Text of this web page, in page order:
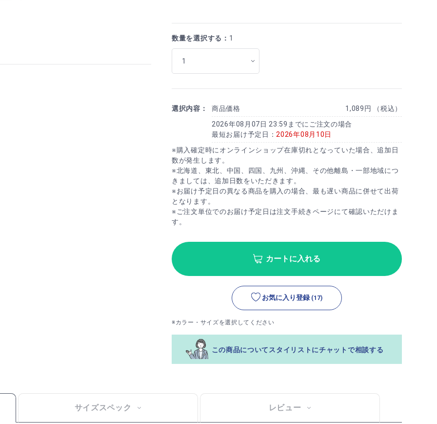
数量を選択する： 1
選択内容： 商品価格
1,089円 （税込）
2026年08月07日 23:59までにご注文の場合
最短お届け予定日： 2026年08月10日
※購入確定時にオンラインショップ在庫切れとなっていた場合、追加日
数が発生します。
※北海道、東北、中国、四国、九州、沖縄、その他離島・一部地域につ
きましては、追加日数をいただきます。
※お届け予定日の異なる商品を購入の場合、最も遅い商品に併せて出荷
となります。
※ご注文単位でのお届け予定日は注文手続きページにて確認いただけま
す。
カートに入れる
お気に入り登録 (17)
※カラー・サイズを選択してください
この商品についてスタイリストにチャットで相談する
サイズスペック レビュー